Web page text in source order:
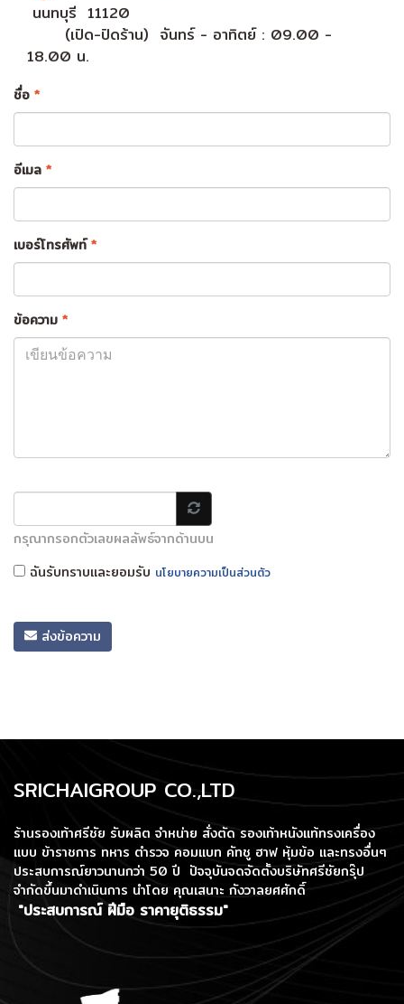
นนทบุรี 11120
(เปิด-ปิดร้าน) จันทร์ - อาทิตย์ : 09.00 -
18.00 น.
ชื่อ *
อีเมล *
เบอร์โทรศัพท์*
ข้อความ *
กรุณากรอกตัวเลขผลลัพธ์จากด้านบน
ฉันรับทราบและยอมรับ นโยบายความเป็นส่วนตัว
ส่งข้อความ
SRICHAIGROUP CO.,LTD
ร้านรองเท้าศรีชัย รับผลิต จำหน่าย สั่งตัด รองเท้าหนังแท้ทรงเครื่อง
แบบ ข้าราชการ ทหาร ตำรวจ คอมแบท คัทชู ฮาฟ หุ้มข้อ และทรงอื่นๆ
ประสบการณ์ยาวนานกว่า 50 ปี ปัจจุบันจดจัดตั้งบริษัทศรีชัยกรุ๊ป
จำกัดขึ้นมาดำเนินการ นำโดย คุณเสนาะ กังวาลยศศักดิ์
"ประสบการณ์ ฝีมือ ราคายุติธรรม"